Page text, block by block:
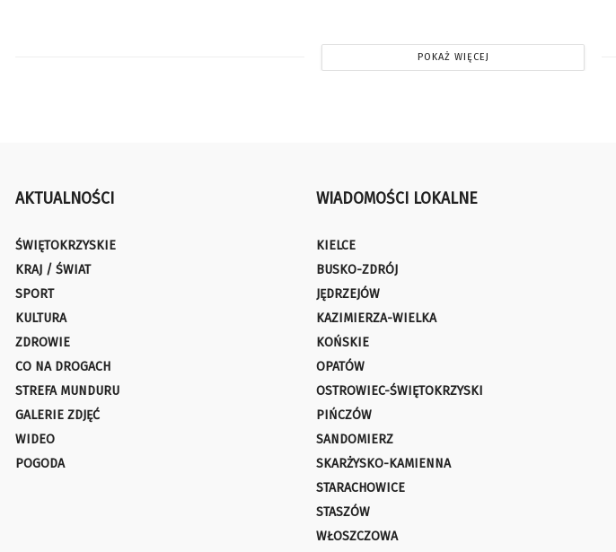
POKAŻ WIĘCEJ
AKTUALNOŚCI
ŚWIĘTOKRZYSKIE
KRAJ / ŚWIAT
SPORT
KULTURA
ZDROWIE
CO NA DROGACH
STREFA MUNDURU
GALERIE ZDJĘĆ
WIDEO
POGODA
WIADOMOŚCI LOKALNE
KIELCE
BUSKO-ZDRÓJ
JĘDRZEJÓW
KAZIMIERZA-WIELKA
KOŃSKIE
OPATÓW
OSTROWIEC-ŚWIĘTOKRZYSKI
PIŃCZÓW
SANDOMIERZ
SKARŻYSKO-KAMIENNA
STARACHOWICE
STASZÓW
WŁOSZCZOWA